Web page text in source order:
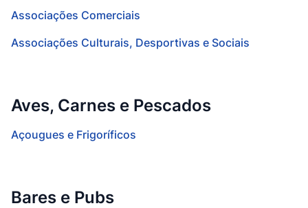
Associações Comerciais
Associações Culturais, Desportivas e Sociais
Aves, Carnes e Pescados
Açougues e Frigoríficos
Bares e Pubs